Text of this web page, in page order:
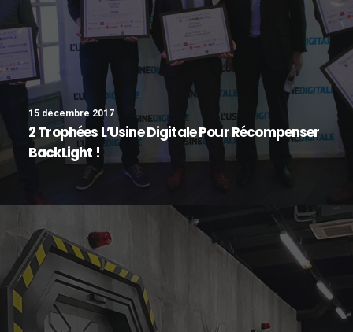
15 décembre 2017
2 Trophées L’Usine Digitale Pour Récompenser
BackLight !